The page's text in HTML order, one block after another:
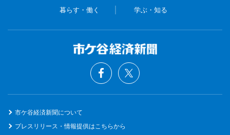
暮らす・働く 学ぶ・知る
市ケ谷経済新聞について
プレスリリース・情報提供はこちらから